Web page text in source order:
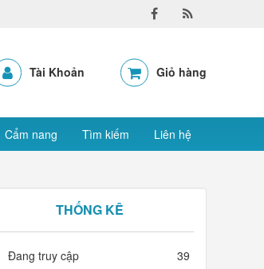
Tài Khoản Giỏ hàng
Cẩm nang Tìm kiếm Liên hệ
THỐNG KÊ
Đang truy cập
39